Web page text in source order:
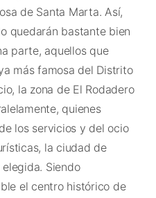
de Santa Marta. Así,
quedarán bastante bien
parte, aquellos que
más famosa del Distrito
la zona de El Rodadero
quienes
los servicios y del ocio
la ciudad de
Siendo
el centro histórico de